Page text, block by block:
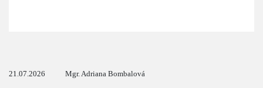
21.07.2026 Mgr. Adriana Bombalová